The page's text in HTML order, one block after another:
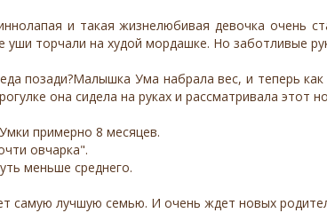
и такая жизнелюбивая девочка очень
уши торчали на худой мордашке. Но заботливые
позади?Малышка Ума набрала вес, и теперь
она сидела на руках и рассматривала этот
примерно 8 месяцев.
овчарка".
меньше среднего.
самую лучшую семью. И очень ждет новых